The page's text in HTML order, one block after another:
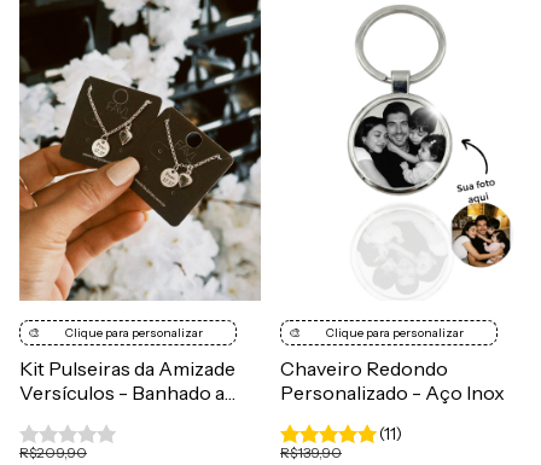
🎨 Clique para personalizar
Kit Pulseiras da Amizade
Versículos - Banhado a
R$209,90
🎨 Clique para personalizar
Chaveiro Redondo
Personalizado - Aço Inox
(11)
R$139,90